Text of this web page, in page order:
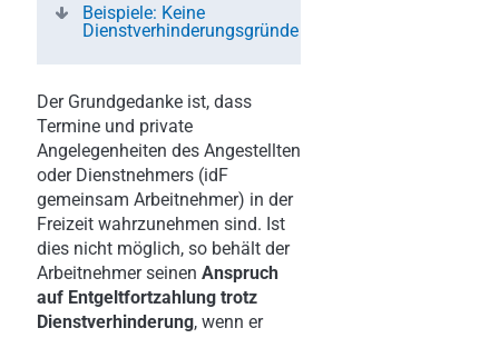
Beispiele: Keine
Dienstverhinderungsgründe
Der Grundgedanke ist, dass
Termine und private
Angelegenheiten des Angestellten
oder Dienstnehmers (idF
gemeinsam Arbeitnehmer) in der
Freizeit wahrzunehmen sind. Ist
dies nicht möglich, so behält der
Arbeitnehmer seinen Anspruch
auf Entgeltfortzahlung trotz
Dienstverhinderung, wenn er